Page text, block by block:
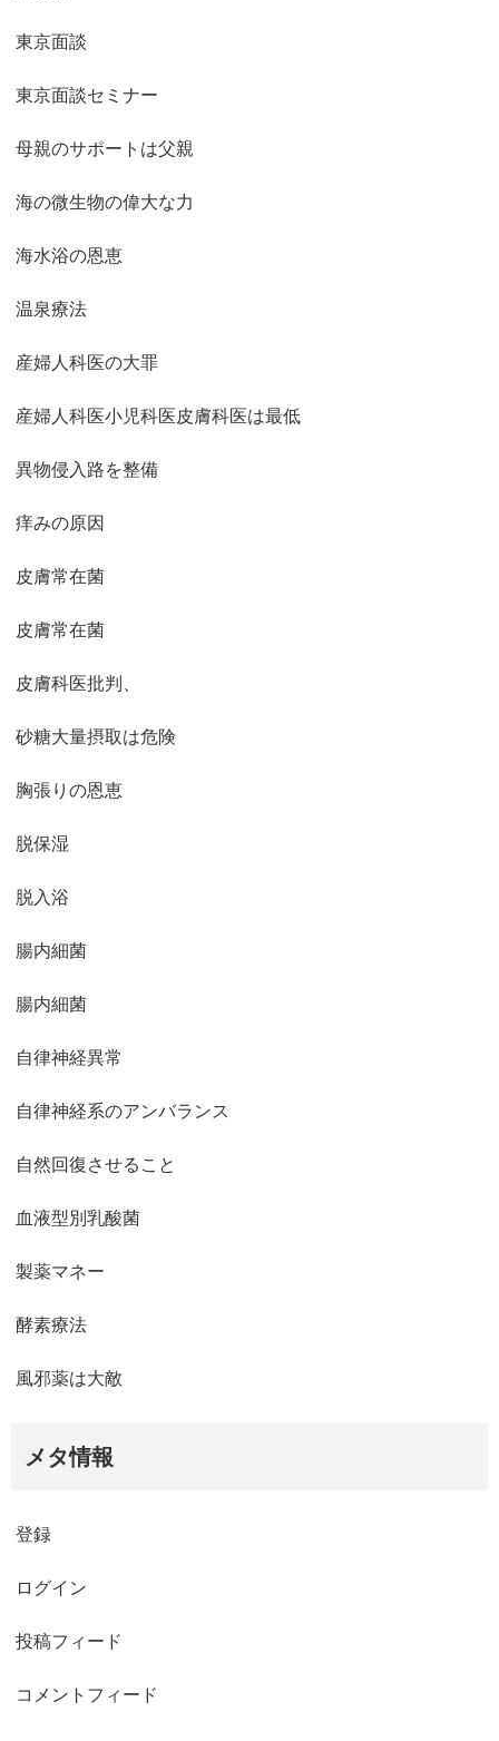
東京面談
東京面談セミナー
母親のサポートは父親
海の微生物の偉大な力
海水浴の恩恵
温泉療法
産婦人科医の大罪
産婦人科医小児科医皮膚科医は最低
異物侵入路を整備
痒みの原因
皮膚常在菌
皮膚常在菌
皮膚科医批判、
砂糖大量摂取は危険
胸張りの恩恵
脱保湿
脱入浴
腸内細菌
腸内細菌
自律神経異常
自律神経系のアンバランス
自然回復させること
血液型別乳酸菌
製薬マネー
酵素療法
風邪薬は大敵
メタ情報
登録
ログイン
投稿フィード
コメントフィード